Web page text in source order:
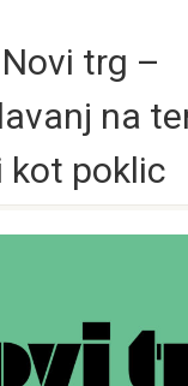
trg –
na
kot poklic